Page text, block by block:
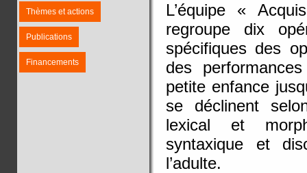
Thèmes et actions
Publications
Financements
L’équipe «
regroupe dix
spécifiques des
des
petite enfance
se déclinent
lexical et
syntaxique et
l’adulte.